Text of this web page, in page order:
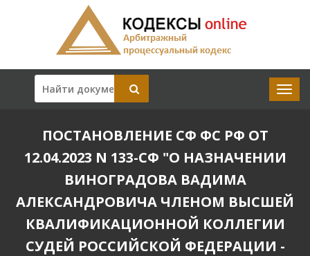
ПОСТАНОВЛЕНИЕ СФ ФС РФ ОТ
12.04.2023 N 133-СФ "О НАЗНАЧЕНИИ
ВИНОГРАДОВА ВАДИМА
АЛЕКСАНДРОВИЧА ЧЛЕНОМ ВЫСШЕЙ
КВАЛИФИКАЦИОННОЙ КОЛЛЕГИИ
СУДЕЙ РОССИЙСКОЙ ФЕДЕРАЦИИ -